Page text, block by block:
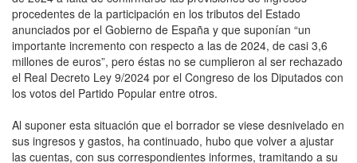
procedentes de la participación en los tributos del Estado
anunciados por el Gobierno de España y que suponían “un
importante incremento con respecto a las de 2024, de casi 3,6
millones de euros”, pero éstas no se cumplieron al ser rechazado
el Real Decreto Ley 9/2024 por el Congreso de los Diputados con
los votos del Partido Popular entre otros.
Al suponer esta situación que el borrador se viese desnivelado en
sus ingresos y gastos, ha continuado, hubo que volver a ajustar
las cuentas, con sus correspondientes informes, tramitando a su